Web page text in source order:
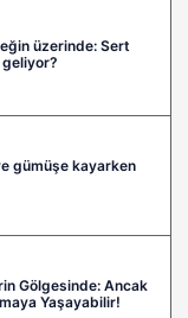
üzerinde: Sert
geliyor?
gümüşe kayarken
Gölgesinde: Ancak
Yaşayabilir!